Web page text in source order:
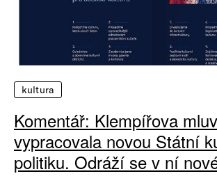
kultura
Komentář: Klempířova
vypracovala novou Státní
politiku. Odráží se v ní